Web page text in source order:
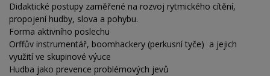
Didaktické postupy zaměřené na rozvoj rytmického cítění,
propojení hudby, slova a pohybu.
Forma aktivního poslechu
Orffův instrumentář, boomhackery (perkusní tyče) a jejich
využití ve skupinové výuce
Hudba jako prevence problémových jevů